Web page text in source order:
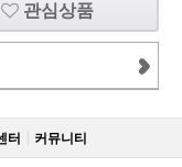
관심상품
터 커뮤니티